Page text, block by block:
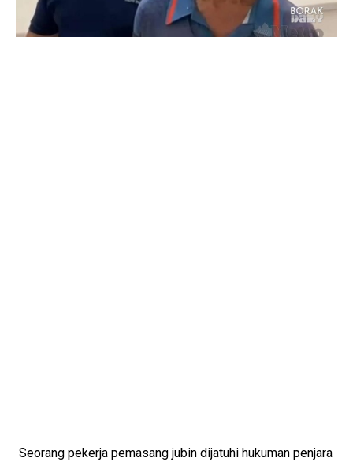
Seorang pekerja pemasang jubin dijatuhi hukuman penjara